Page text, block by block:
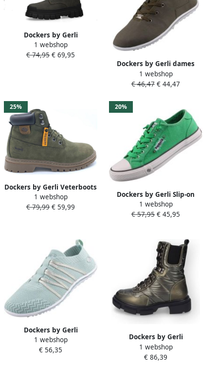
Dockers by Gerli
Veterlaarzen Dames Laars
khaki
1 webshop
€ 74,95 € 69,95
Dockers by Gerli dames
warm gevoerde hoge
sneaker kaki
1 webshop
€ 46,47 € 44,47
25%
Dockers by Gerli Veterboots
Dames
1 webshop
€ 79,99 € 59,99
20%
Dockers by Gerli Slip-on
sneakers instapschoen
vrijetijdsschoen met
1 webshop
€ 57,95 € 45,95
Dockers by Gerli
Barefootschoenen
instapschoen sneaker
1 webshop
€ 56,35
Dockers by Gerli
Schnürboots Geveterde
laarzen groen-zwart PVC
1 webshop
€ 86,39